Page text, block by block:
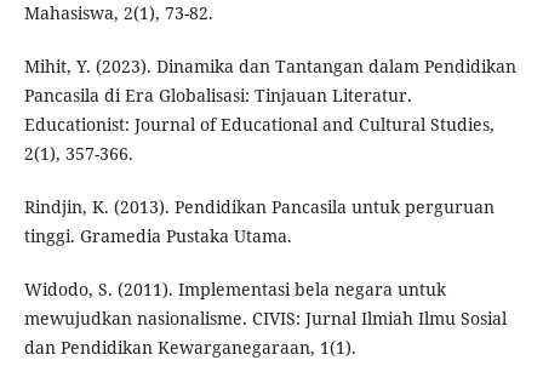
Mahasiswa, 2(1), 73-82.
Mihit, Y. (2023). Dinamika dan Tantangan dalam Pendidikan
Pancasila di Era Globalisasi: Tinjauan Literatur.
Educationist: Journal of Educational and Cultural Studies,
2(1), 357-366.
Rindjin, K. (2013). Pendidikan Pancasila untuk perguruan
tinggi. Gramedia Pustaka Utama.
Widodo, S. (2011). Implementasi bela negara untuk
mewujudkan nasionalisme. CIVIS: Jurnal Ilmiah Ilmu Sosial
dan Pendidikan Kewarganegaraan, 1(1).